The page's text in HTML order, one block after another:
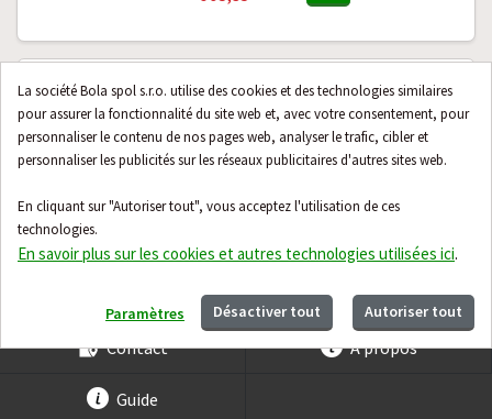
La société Bola spol s.r.o. utilise des cookies et des technologies similaires
pour assurer la fonctionnalité du site web et, avec votre consentement, pour
personnaliser le contenu de nos pages web, analyser le trafic, cibler et
personnaliser les publicités sur les réseaux publicitaires d'autres sites web.
En cliquant sur "Autoriser tout", vous acceptez l'utilisation de ces
technologies.
En savoir plus sur les cookies et autres technologies utilisées ici.
Paramètres Désactiver tout Autoriser tout
Panneau opérateur externe LS
Electric REMOTE A1MT-M100 avec
câble de liaison de 1 m
Sur demande
Contact À propos
Guide